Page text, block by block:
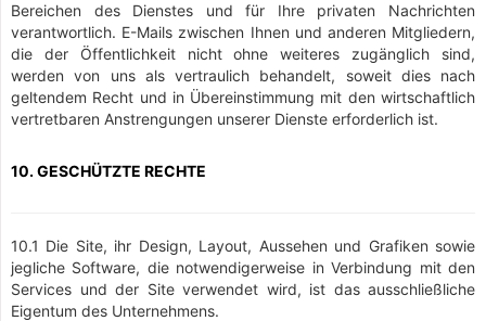
Bereichen des Dienstes und für Ihre privaten Nachrichten
verantwortlich. E-Mails zwischen Ihnen und anderen Mitgliedern,
die der Öffentlichkeit nicht ohne weiteres zugänglich sind,
werden von uns als vertraulich behandelt, soweit dies nach
geltendem Recht und in Übereinstimmung mit den wirtschaftlich
vertretbaren Anstrengungen unserer Dienste erforderlich ist.
10. GESCHÜTZTE RECHTE
10.1 Die Site, ihr Design, Layout, Aussehen und Grafiken sowie
jegliche Software, die notwendigerweise in Verbindung mit den
Services und der Site verwendet wird, ist das ausschließliche
Eigentum des Unternehmens.